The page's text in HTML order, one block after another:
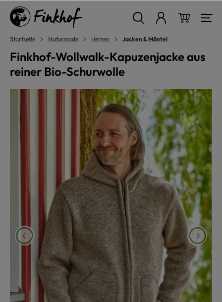
springen
Startseite Naturmode Herren Jacken & Mäntel
Finkhof-Wollwalk-Kapuzenjacke aus
reiner Bio-Schurwolle
Bildergalerie überspringen